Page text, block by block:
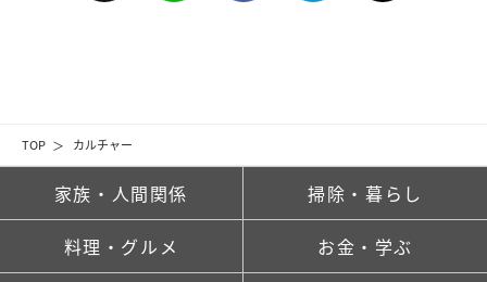
TOP カルチャー
家族・人間関係 掃除・暮らし
料理・グルメ お金・学ぶ